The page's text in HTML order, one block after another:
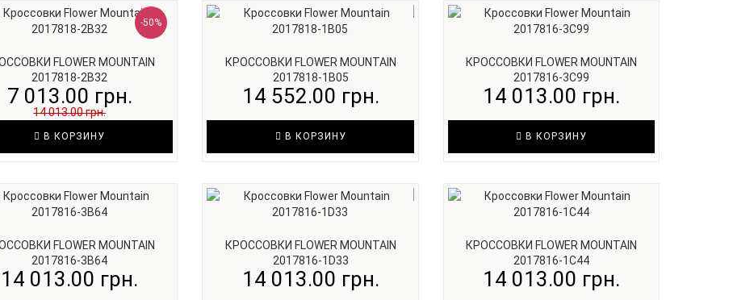
-50%
FLOWER MOUNTAIN
2017818-2B32
7 013.00 грн.
14 013.00 грн.
В КОРЗИНУ
КРОССОВКИ FLOWER MOUNTAIN
2017818-1B05
14 552.00 грн.
В КОРЗИНУ
КРОССОВКИ FLOWER MOUNTAIN
2017816-3C99
14 013.00 грн.
В КОРЗИНУ
FLOWER MOUNTAIN
2017816-3B64
14 013.00 грн.
КРОССОВКИ FLOWER MOUNTAIN
2017816-1D33
14 013.00 грн.
КРОССОВКИ FLOWER MOUNTAIN
2017816-1C44
14 013.00 грн.